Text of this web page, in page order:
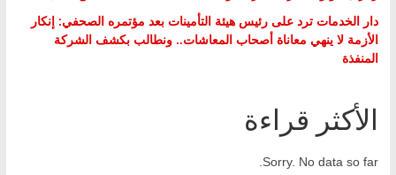
دار الخدمات ترد على رئيس هيئة التأمينات بعد مؤتمره الصحفي: إنكار
الأزمة لا ينهي معاناة أصحاب المعاشات.. ونطالب بكشف الشركة
المنفذة
الأكثر قراءة
Sorry. No data so far.